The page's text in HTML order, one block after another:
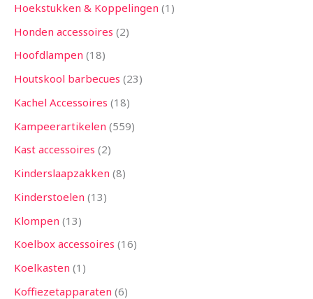
Hoekstukken & Koppelingen 1
Honden accessoires 2
Hoofdlampen 18
Houtskool barbecues 23
Kachel Accessoires 18
Kampeerartikelen 559
Kast accessoires 2
Kinderslaapzakken 8
Kinderstoelen 13
Klompen 13
Koelbox accessoires 16
Koelkasten 1
Koffiezetapparaten 6